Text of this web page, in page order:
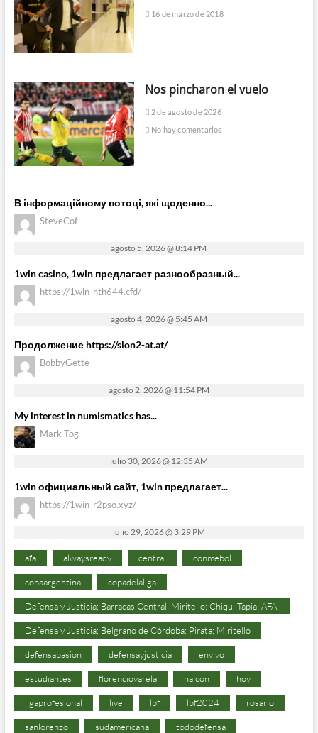
16 de marzo de 2018
Nos pincharon el vuelo
2 de agosto de 2026
No hay comentarios
В інформаційному потоці, які щоденно...
SteveCof
agosto 5, 2026 @ 8:14 PM
1win casino, 1win предлагает разнообразный...
https://1win-hth644.cfd/
agosto 4, 2026 @ 5:45 AM
Продолжение https://slon2-at.at/
BobbyGette
agosto 2, 2026 @ 11:54 PM
My interest in numismatics has...
Mark Tog
julio 30, 2026 @ 12:35 AM
1win официальный сайт, 1win предлагает...
https://1win-r2pso.xyz/
julio 29, 2026 @ 3:29 PM
afa alwaysready central conmebol
copaargentina copadelaliga
Defensa y Justicia; Barracas Central; Miritello; Chiqui Tapia; AFA;
Defensa y Justicia; Belgrano de Córdoba; Pirata; Miritello
defensapasion defensayjusticia envivo
estudiantes florenciovarela halcon hoy
ligaprofesional live lpf lpf2024 rosario
sanlorenzo sudamericana tododefensa